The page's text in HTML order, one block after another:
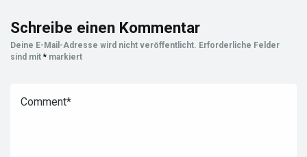
Schreibe einen Kommentar
Deine E-Mail-Adresse wird nicht veröffentlicht. Erforderliche Felder
sind mit * markiert